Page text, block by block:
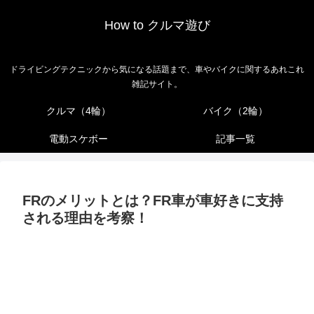
How to クルマ遊び
ドライビングテクニックから気になる話題まで、車やバイクに関するあれこれ
雑記サイト。
クルマ（4輪） バイク（2輪）
電動スケボー 記事一覧
FRのメリットとは？FR車が車好きに支持
される理由を考察！